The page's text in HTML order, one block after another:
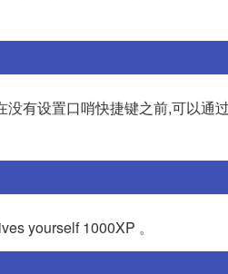
有设置口哨快捷键之前,可以通
yourself 1000XP 。